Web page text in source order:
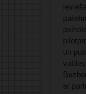
un
ar